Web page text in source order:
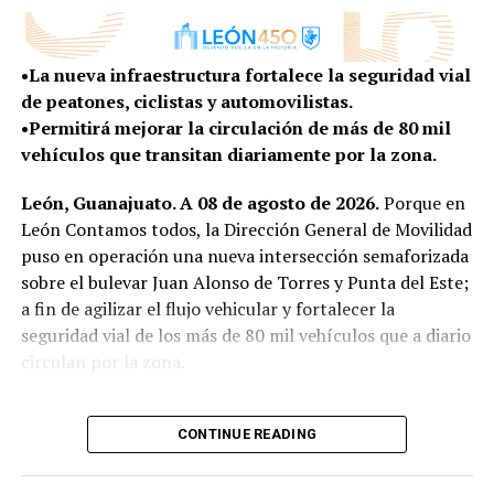
condiciones de vida para quienes habitan en la zona
rural.
Con más obras, vivienda y programas construidos de la
mano de sus habitantes, el Gobierno Municipal
mantiene la cercanía con las comunidades rurales para
escuchar sus necesidades y convertirlas en resultados
cambia con enorme rapidez, esa tarea exige abrir nuevas
conversaciones, escuchar nuevas voces y entender las
tendencias que ya están transformando la manera en
que vivimos, trabajamos, nos movemos y convivimos”,
expresó.
proceso permitirá que León llegue a su 450 aniversario
no solo para celebrar su historia, sino también para
imaginar y construir la ciudad que quiere ser en las
próximas décadas, con una visión compartida entre los
distintos sectores de la sociedad.
“Porque una ciudad con 450 años de historia
valentía su siguiente etapa”, agregó.
SEIS EJES PARA IMAGINAR EL LEÓN DEL FUTURO
•La nueva infraestructura fortalece la seguridad vial
de peatones, ciclistas y automovilistas.
•Permitirá mejorar la circulación de más de 80 mil
vehículos que transitan diariamente por la zona.
León, Guanajuato. A 08 de agosto de 2026.Porque en
León Contamos todos, la Dirección General de Movilidad
puso en operación una nueva intersección semaforizada
sobre el bulevar Juan Alonso de Torres y Punta del Este;
a fin de agilizar el flujo vehicular y fortalecer la
seguridad vial de los más de 80 mil vehículos que a diario
circulan por la zona.
El proyecto de esta nueva intersección semaforizada no
solo contempló la instalación de dispositivos de control
CONTINUE READING